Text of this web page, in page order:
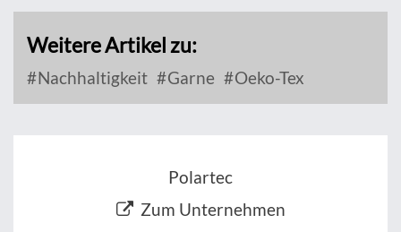
Weitere Artikel zu:
Nachhaltigkeit Garne Oeko-Tex
Polartec
Zum Unternehmen